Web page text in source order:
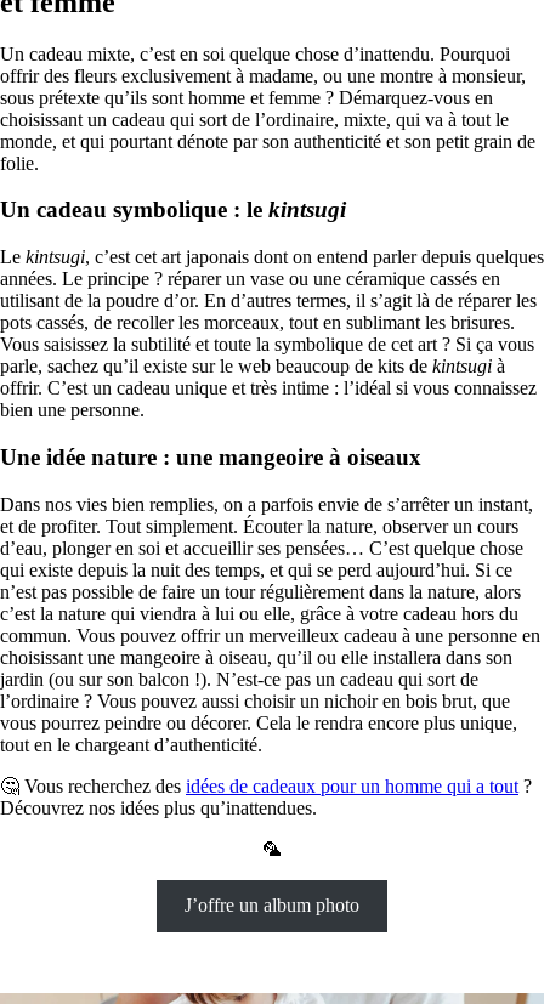
Un cadeau mixte, c’est en soi quelque chose d’inattendu. Pourquoi
offrir des fleurs exclusivement à madame, ou une montre à monsieur,
sous prétexte qu’ils sont homme et femme ? Démarquez-vous en
choisissant un cadeau qui sort de l’ordinaire, mixte, qui va à tout le
monde, et qui pourtant dénote par son authenticité et son petit grain de
folie.
Un cadeau symbolique : le kintsugi
Le kintsugi, c’est cet art japonais dont on entend parler depuis quelques
années. Le principe ? réparer un vase ou une céramique cassés en
utilisant de la poudre d’or. En d’autres termes, il s’agit là de réparer les
pots cassés, de recoller les morceaux, tout en sublimant les brisures.
Vous saisissez la subtilité et toute la symbolique de cet art ? Si ça vous
parle, sachez qu’il existe sur le web beaucoup de kits de kintsugi à
offrir. C’est un cadeau unique et très intime : l’idéal si vous connaissez
bien une personne.
Une idée nature : une mangeoire à oiseaux
Dans nos vies bien remplies, on a parfois envie de s’arrêter un instant,
et de profiter. Tout simplement. Écouter la nature, observer un cours
d’eau, plonger en soi et accueillir ses pensées… C’est quelque chose
qui existe depuis la nuit des temps, et qui se perd aujourd’hui. Si ce
n’est pas possible de faire un tour régulièrement dans la nature, alors
c’est la nature qui viendra à lui ou elle, grâce à votre cadeau hors du
commun. Vous pouvez offrir un merveilleux cadeau à une personne en
choisissant une mangeoire à oiseau, qu’il ou elle installera dans son
jardin (ou sur son balcon !). N’est-ce pas un cadeau qui sort de
l’ordinaire ? Vous pouvez aussi choisir un nichoir en bois brut, que
vous pourrez peindre ou décorer. Cela le rendra encore plus unique,
tout en le chargeant d’authenticité.
🤔 Vous recherchez des idées de cadeaux pour un homme qui a tout ?
Découvrez nos idées plus qu’inattendues.
🦜
J’offre un album photo